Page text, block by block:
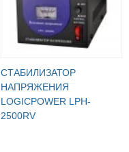
СТАБИЛИЗАТОР
НАПРЯЖЕНИЯ
LOGICPOWER LPH-
2500RV